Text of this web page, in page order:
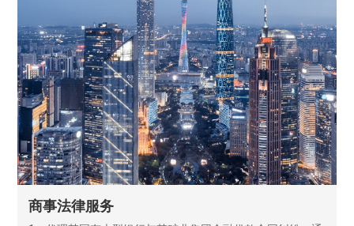
商事法律服务